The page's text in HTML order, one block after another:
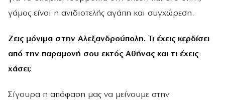
γάμος είναι η ανιδιοτελής αγάπη και συγχώρεση.
Ζεις μόνιμα στην Αλεξανδρούπολη. Τι έχεις κερδίσει
από την παραμονή σου εκτός Αθήνας και τι έχεις
χάσει;
Σίγουρα η απόφαση μας να μείνουμε στην